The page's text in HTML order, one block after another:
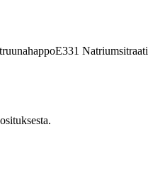
E331